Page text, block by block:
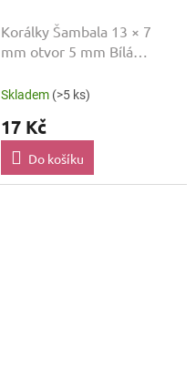
Korálky Šambala 13 × 7
mm otvor 5 mm Bílá
Skladem (>5 ks)
17 Kč
Do košíku